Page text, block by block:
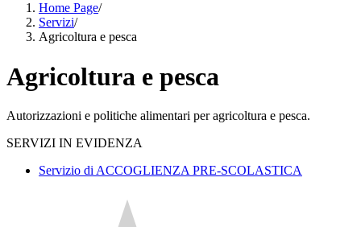
Home Page/
Servizi/
Agricoltura e pesca
Agricoltura e pesca
Autorizzazioni e politiche alimentari per agricoltura e pesca.
SERVIZI IN EVIDENZA
Servizio di ACCOGLIENZA PRE-SCOLASTICA